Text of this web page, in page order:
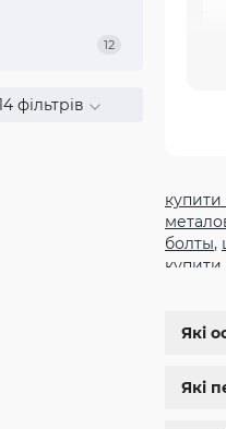
12
фільтрів
купити
болты,
купити
Які
Які